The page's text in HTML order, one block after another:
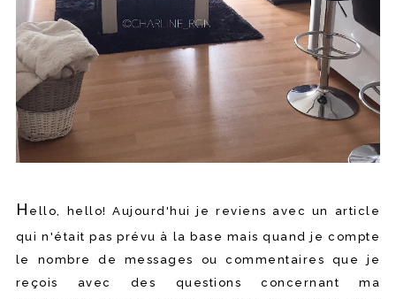
H ello, hello! Aujourd'hui je reviens avec un article
qui n'était pas prévu à la base mais quand je compte
le nombre de messages ou commentaires que je
reçois avec des questions concernant ma